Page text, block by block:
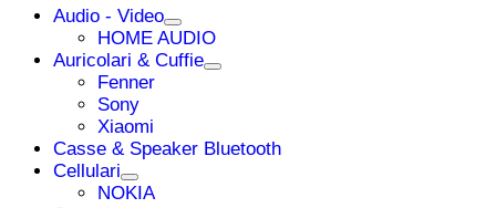
Audio - Video
HOME AUDIO
Auricolari & Cuffie
Fenner
Sony
Xiaomi
Casse & Speaker Bluetooth
Cellulari
NOKIA